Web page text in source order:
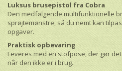
Luksus brusepistol fra Cobra
Den medfølgende multifunktionelle
sprøjtemønstre, så du nemt kan
opgaver.
Praktisk opbevaring
Leveres med en stofpose, der gør
når den ikke er i brug.